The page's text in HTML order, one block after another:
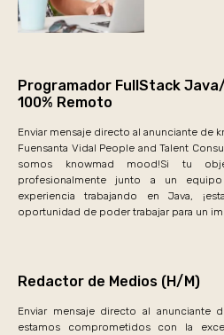
Programador FullStack Java/
100% Remoto
Enviar mensaje directo al anunciante de
Fuensanta Vidal People and Talent
somos knowmad mood!Si tu
profesionalmente junto a un
experiencia trabajando en Java,
oportunidad de poder trabajar para un
Redactor de Medios (H/M)
Enviar mensaje directo al anunciante
estamos comprometidos con la